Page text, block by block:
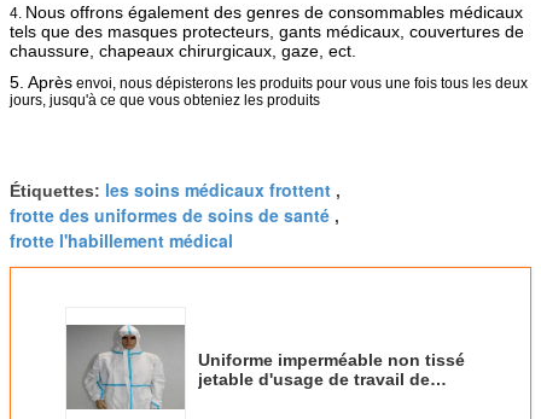
4. Nous offrons également des genres de consommables médicaux
tels que des masques protecteurs, gants médicaux, couvertures de
chaussure, chapeaux chirurgicaux, gaze, ect.
5. Après envoi, nous dépisterons les produits pour vous une fois tous les deux
jours, jusqu'à ce que vous obteniez les produits
Étiquettes: les soins médicaux frottent ,
frotte des uniformes de soins de santé ,
frotte l'habillement médical
Uniforme imperméable non tissé
jetable d'usage de travail de